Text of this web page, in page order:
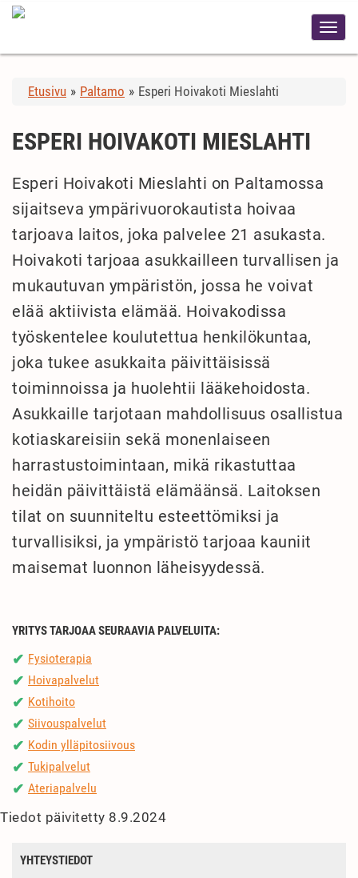
Etusivu » Paltamo » Esperi Hoivakoti Mieslahti
ESPERI HOIVAKOTI MIESLAHTI
Esperi Hoivakoti Mieslahti on Paltamossa
sijaitseva ympärivuorokautista hoivaa
tarjoava laitos, joka palvelee 21 asukasta.
Hoivakoti tarjoaa asukkailleen turvallisen ja
mukautuvan ympäristön, jossa he voivat
elää aktiivista elämää. Hoivakodissa
työskentelee koulutettua henkilökuntaa,
joka tukee asukkaita päivittäisissä
toiminnoissa ja huolehtii lääkehoidosta.
Asukkaille tarjotaan mahdollisuus osallistua
kotiaskareisiin sekä monenlaiseen
harrastustoimintaan, mikä rikastuttaa
heidän päivittäistä elämäänsä. Laitoksen
tilat on suunniteltu esteettömiksi ja
turvallisiksi, ja ympäristö tarjoaa kauniit
maisemat luonnon läheisyydessä.
YRITYS TARJOAA SEURAAVIA PALVELUITA:
✔ Fysioterapia
✔ Hoivapalvelut
✔ Kotihoito
✔ Siivouspalvelut
✔ Kodin ylläpitosiivous
✔ Tukipalvelut
✔ Ateriapalvelu
Tiedot päivitetty 8.9.2024
YHTEYSTIEDOT